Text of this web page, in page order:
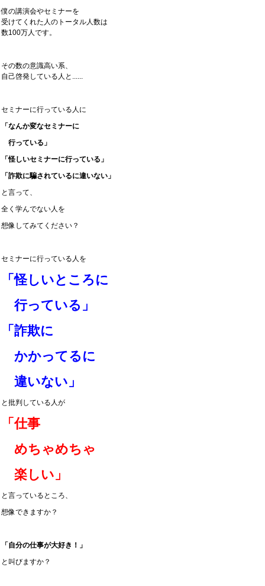
僕の講演会やセミナーを
受けてくれた人のトータル人数は
数100万人です。
その数の意識高い系、
自己啓発している人と......
セミナーに行っている人に
「なんか変なセミナーに
行っている」
「怪しいセミナーに行っている」
「詐欺に騙されているに違いない」
と言って、
全く学んでない人を
想像してみてください？
セミナーに行っている人を
「怪しいところに
行っている」
「詐欺に
かかってるに
違いない」
と批判している人が
「仕事
めちゃめちゃ
楽しい」
と言っているところ、
想像できますか？
「自分の仕事が大好き！」
と叫びますか？